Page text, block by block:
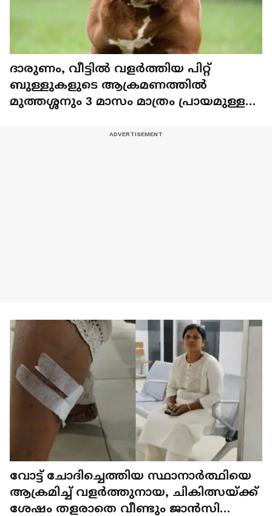
ദാരുണം, വീട്ടിൽ വളർത്തിയ പിറ്റ്
ബുള്ളുകളുടെ ആക്രമണത്തിൽ
മുത്തശ്ശനും 3 മാസം മാത്രം പ്രായമുള്ള
വോട്ട് ചോദിച്ചെത്തിയ സ്ഥാനാർത്ഥിയെ
ആക്രമിച്ച് വളർത്തുനായ, ചികിത്സയ്ക്ക്
ശേഷം തളരാതെ വീണ്ടും ജാൻസി